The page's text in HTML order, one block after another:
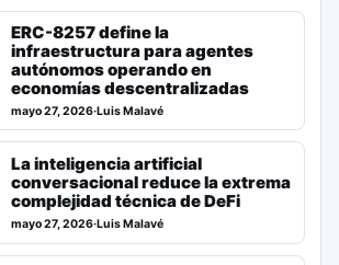
ERC-8257 define la
infraestructura para agentes
autónomos operando en
economías descentralizadas
mayo 27, 2026·Luis Malavé
La inteligencia artificial
conversacional reduce la extrema
complejidad técnica de DeFi
mayo 27, 2026·Luis Malavé